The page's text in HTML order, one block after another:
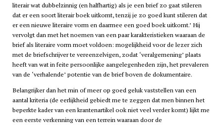
literair wat dubbelzinnig (en halfhartig) als je een brief zo gaat stileren
dat er een soort literair boek uitkomt, tenzij je zo goed kunt stileren dat
er een nieuwe literaire vorm en daarmee een goed boek uitkomt.’ Hij
vervolgt dan met het noemen van een paar karakteristieken waaraan de
brief als literaire vorm moet voldoen: mogelijkheid voor de lezer zich
met de briefschrijver te vereenzelvigen, zodat ‘veralgemening’ plaats
heeft van wat in feite persoonlijke aangelegenheden zijn, het prevaleren
van de ‘verhalende’ potentie van de brief boven de dokumentaire.
Belangrijker dan het min of meer op goed geluk vaststellen van een
aantal kriteria (de eerlijkheid gebiedt me te zeggen dat men binnen het
beperkte kader van een krantenartikel ook niet veel verder komt) lijkt me
een eerste verkenning van een terrein waaraan door de